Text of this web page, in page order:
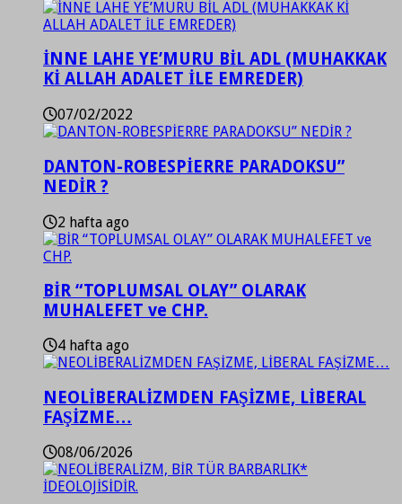
İNNE LAHE YE’MURU BİL ADL (MUHAKKAK
Kİ ALLAH ADALET İLE EMREDER)
07/02/2022
DANTON-ROBESPİERRE PARADOKSU”
NEDİR ?
2 hafta ago
BİR “TOPLUMSAL OLAY” OLARAK
MUHALEFET ve CHP.
4 hafta ago
NEOLİBERALİZMDEN FAŞİZME, LİBERAL
FAŞİZME…
08/06/2026